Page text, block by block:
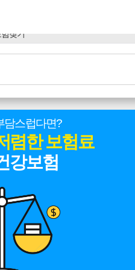
담스럽다면?
렴한 보험료
강보험